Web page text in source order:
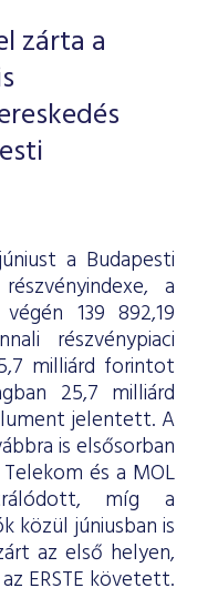
zárta a
a Budapesti
a
139 892,19
részvénypiaci
milliárd forintot
25,7 milliárd
jelentett. A
is elsősorban
és a MOL
míg a
közül júniusban is
az első helyen,
ERSTE követett.